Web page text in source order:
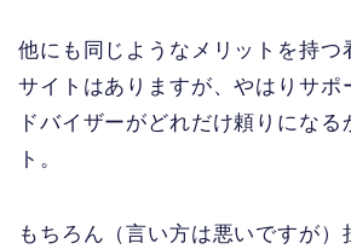
他にも同じようなメリットを持つ
サイトはありますが、やはりサポ
ドバイザーがどれだけ頼りになる
ト。
もちろん（言い方は悪いですが）